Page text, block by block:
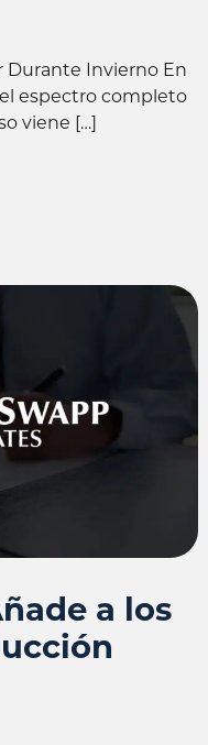
Durante Invierno En
espectro completo
viene […]
a los